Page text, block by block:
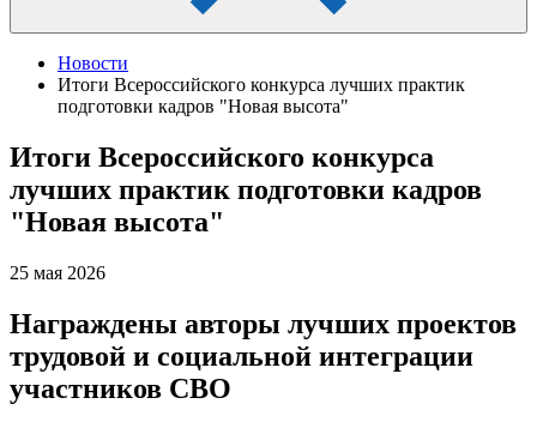
Новости
Итоги Всероссийского конкурса лучших практик
подготовки кадров "Новая высота"
Итоги Всероссийского конкурса
лучших практик подготовки кадров
"Новая высота"
25 мая 2026
Награждены авторы лучших проектов
трудовой и социальной интеграции
участников СВО